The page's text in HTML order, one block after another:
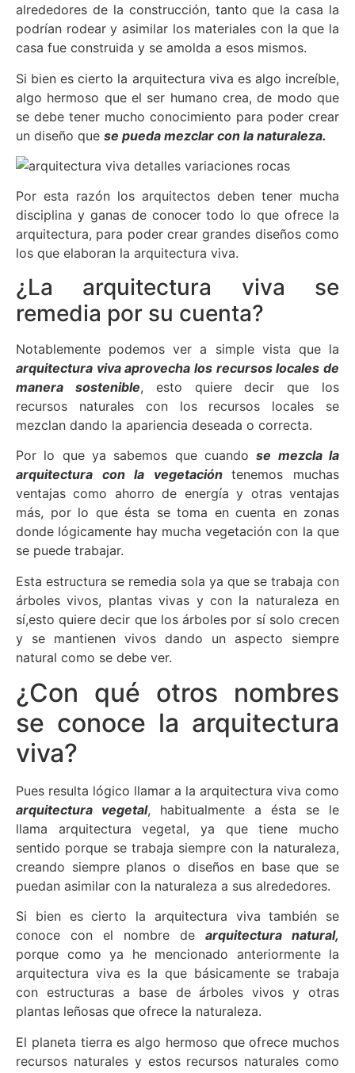
alrededores de la construcción, tanto que la casa la
podrían rodear y asimilar los materiales con la que la
casa fue construida y se amolda a esos mismos.
Si bien es cierto la arquitectura viva es algo increíble,
algo hermoso que el ser humano crea, de modo que
se debe tener mucho conocimiento para poder crear
un diseño que se pueda mezclar con la naturaleza.
Por esta razón los arquitectos deben tener mucha
disciplina y ganas de conocer todo lo que ofrece la
arquitectura, para poder crear grandes diseños como
los que elaboran la arquitectura viva.
¿La arquitectura viva se
remedia por su cuenta?
Notablemente podemos ver a simple vista que la
arquitectura viva aprovecha los recursos locales de
manera sostenible, esto quiere decir que los
recursos naturales con los recursos locales se
mezclan dando la apariencia deseada o correcta.
Por lo que ya sabemos que cuandose mezcla la
arquitectura con la vegetación tenemos muchas
ventajas como ahorro de energía y otras ventajas
más, por lo que ésta se toma en cuenta en zonas
donde lógicamente hay mucha vegetación con la que
se puede trabajar.
Esta estructura se remedia sola ya que se trabaja con
árboles vivos, plantas vivas y con la naturaleza en
sí,esto quiere decir que los árboles por sí solo crecen
y se mantienen vivos dando un aspecto siempre
natural como se debe ver.
¿Con qué otros nombres
se conoce la arquitectura
viva?
Pues resulta lógico llamar a la arquitectura viva como
arquitectura vegetal, habitualmente a ésta se le
llama arquitectura vegetal, ya que tiene mucho
sentido porque se trabaja siempre con la naturaleza,
creando siempre planos o diseños en base que se
puedan asimilar con la naturaleza a sus alrededores.
Si bien es cierto la arquitectura viva también se
conoce con el nombre de arquitectura natural,
porque como ya he mencionado anteriormente la
arquitectura viva es la que básicamente se trabaja
con estructuras a base de árboles vivos y otras
plantas leñosas que ofrece la naturaleza.
El planeta tierra es algo hermoso que ofrece muchos
recursos naturales y estos recursos naturales como